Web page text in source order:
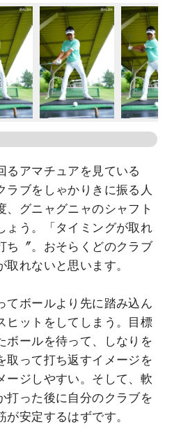
るアマチュアを見ている
ラブをしゃかりきに振る人
、グニャグニャのシャフト
ょう。「タイミングが取れ
ち〞。おそらくどのクラブ
れないと思います。
てボールより先に踏み込ん
ヒットをしてしまう。目標
ボールを待って、しなりを
取って打ち返すイメージを
ージしやすい。そして、軟
打った後に自分のクラブを
安定するはずです。